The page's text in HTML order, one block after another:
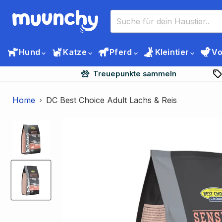
Hund Katze Pferd Kleintier
Treuepunkte sammeln
Home DC Best Choice Adult Lachs & Reis